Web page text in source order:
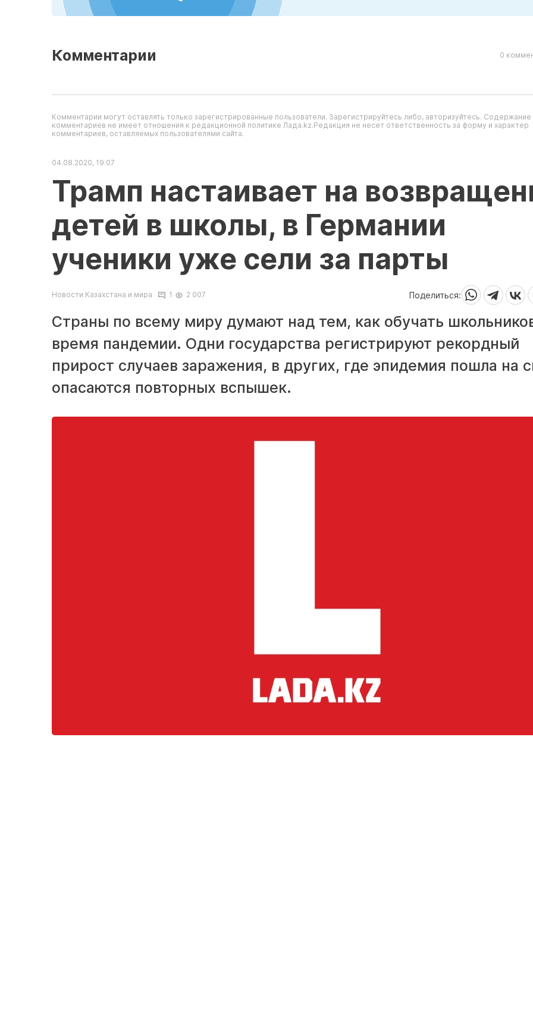
Комментарии 0
Комментарии могут оставлять только зарегистрированные пользователи. Зарегистрируйтесь либо, авторизуйтесь. Содержание
комментариев не имеет отношения к редакционной политике Лада.kz.Редакция не несет ответственность за форму и характер
комментариев, оставляемых пользователями сайта.
04.08.2020, 19:07
Трамп настаивает на
детей в школы, в Германии
ученики уже сели за парты
Новости Казахстана и мира 1 2 007 Поделиться:
Страны по всему миру думают над тем, как обучать
время пандемии. Одни государства регистрируют рекордный
прирост случаев заражения, в других, где эпидемия пошла на
опасаются повторных вспышек.